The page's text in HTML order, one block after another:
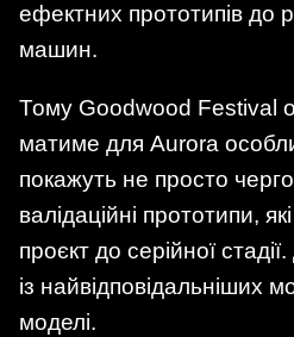
ефектних прототипів до
машин.
Тому Goodwood Festival
матиме для Aurora
покажуть не просто
валідаційні прототипи,
проєкт до серійної
із найвідповідальніших
моделі.